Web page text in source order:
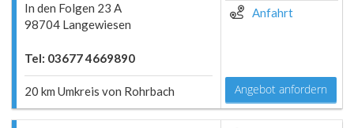
In den Folgen 23 A
98704 Langewiesen
Tel: 03677 4669890
20 km Umkreis von Rohrbach
Anfahrt
Angebot anfordern